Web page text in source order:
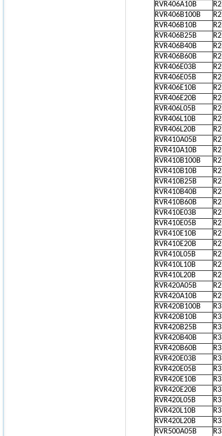
RVR406A10B
RVR406B100B
RVR406B10B
RVR406B25B
RVR406B40B
RVR406B60B
RVR406E03B
RVR406E05B
RVR406E10B
RVR406E20B
RVR406L05B
RVR406L10B
RVR406L20B
RVR410A05B
RVR410A10B
RVR410B100B
RVR410B10B
RVR410B25B
RVR410B40B
RVR410B60B
RVR410E03B
RVR410E05B
RVR410E10B
RVR410E20B
RVR410L05B
RVR410L10B
RVR410L20B
RVR420A05B
RVR420A10B
RVR420B100B
RVR420B10B
RVR420B25B
RVR420B40B
RVR420B60B
RVR420E03B
RVR420E05B
RVR420E10B
RVR420E20B
RVR420L05B
RVR420L10B
RVR420L20B
RVR500A05B